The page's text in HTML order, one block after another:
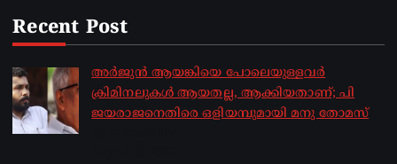
Recent Post
അർജുൻ ആയങ്കിയെ പോലെയുള്ളവർ
ക്രിമിനലുകൾ ആയതല്ല, ആക്കിയതാണ്; പി
ജയരാജനെതിരെ ഒളിയമ്പുമായി മനു തോമസ്